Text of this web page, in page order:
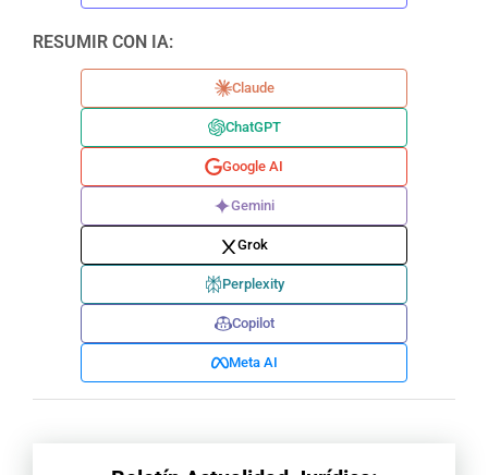
RESUMIR CON IA:
Claude
ChatGPT
Google AI
Gemini
Grok
Perplexity
Copilot
Meta AI